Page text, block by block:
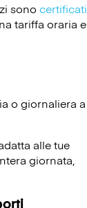
sono certificati
tariffa oraria e
o giornaliera a
alle tue
giornata,